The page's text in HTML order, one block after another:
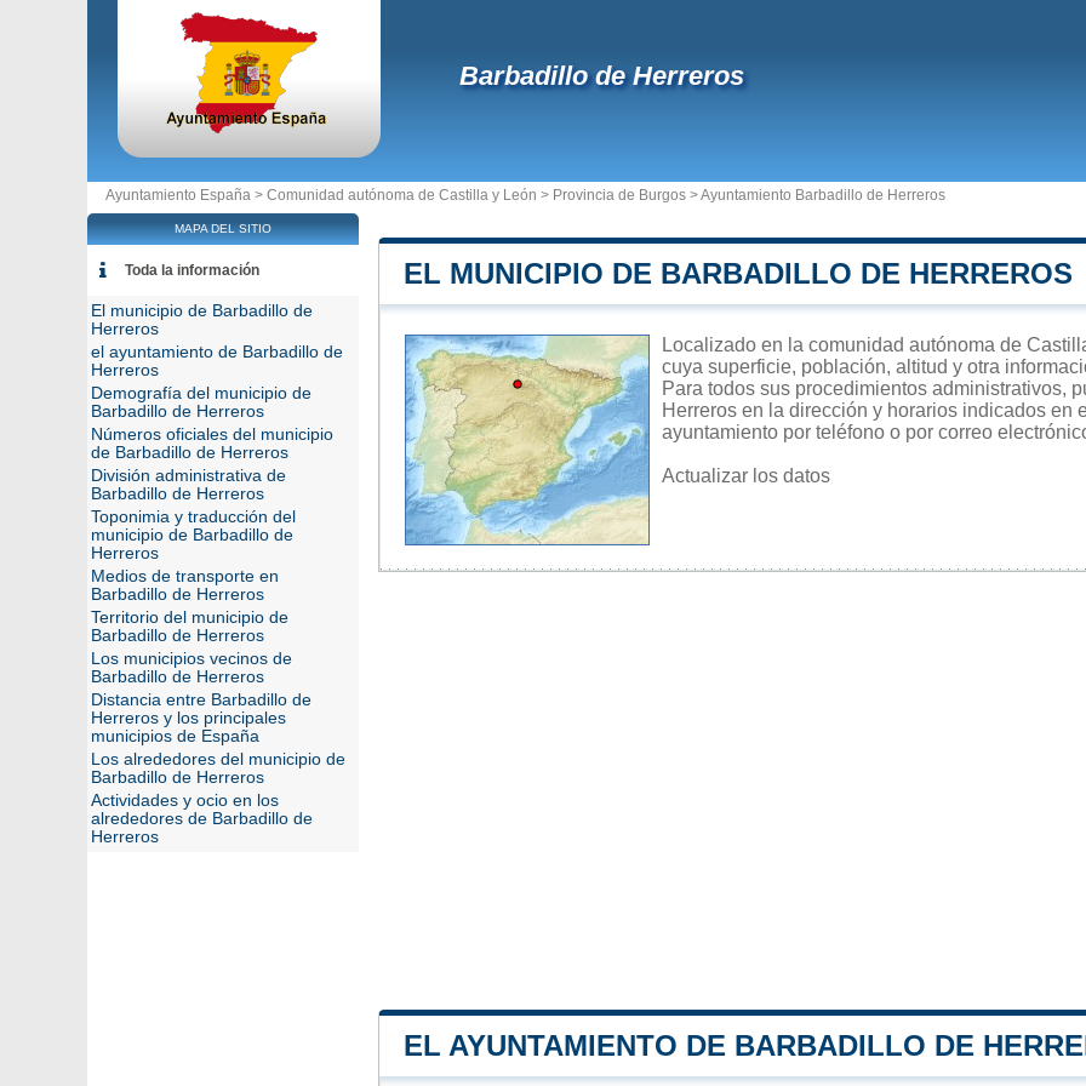
Barbadillo de Herreros
Ayuntamiento España > Comunidad autónoma de Castilla y León > Provincia de Burgos >Ayuntamiento Barbadillo de Herreros
EL MUNICIPIO DE BARBADILLO DE HERREROS
Localizado en la comunidad autónoma de
cuya superficie, población, altitud y otra
Para todos sus procedimientos administrativos,
Herreros en la dirección y horarios indicados en
ayuntamiento por teléfono o por correo
Actualizar los datos
EL AYUNTAMIENTO DE BARBADILLO DE
MAPA DEL SITIO
Toda la información
El municipio de Barbadillo de
Herreros
el ayuntamiento de Barbadillo de
Herreros
Demografía del municipio de
Barbadillo de Herreros
Números oficiales del municipio
de Barbadillo de Herreros
División administrativa de
Barbadillo de Herreros
Toponimia y traducción del
municipio de Barbadillo de
Herreros
Medios de transporte en
Barbadillo de Herreros
Territorio del municipio de
Barbadillo de Herreros
Los municipios vecinos de
Barbadillo de Herreros
Distancia entre Barbadillo de
Herreros y los principales
municipios de España
Los alrededores del municipio de
Barbadillo de Herreros
Actividades y ocio en los
alrededores de Barbadillo de
Herreros